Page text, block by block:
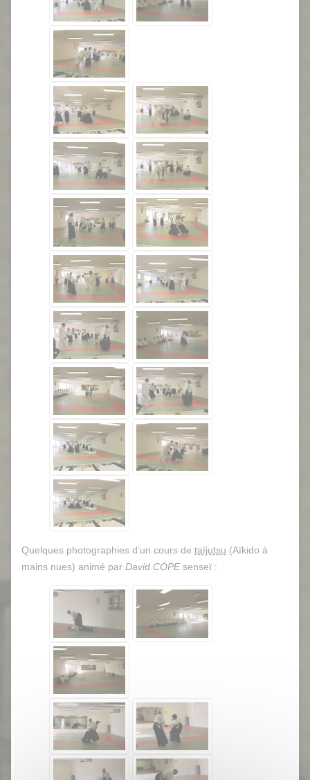
Quelques photographies d’un cours de taïjutsu (Aïkido à
mains nues) animé par David COPEsenseï :